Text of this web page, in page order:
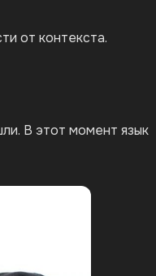
от контекста.
В этот момент язык